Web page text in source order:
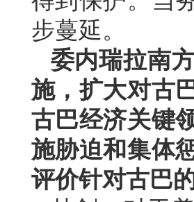
步蔓延。
委内瑞拉南
施，扩大对古
古巴经济关键
施胁迫和集体
评价针对古巴